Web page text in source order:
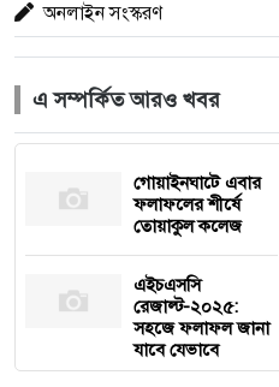
অনলাইন সংস্করণ
এ সম্পর্কিত আরও খবর
গোয়াইনঘাটে এবার
ফলাফলের শীর্ষে
তোয়াকুল কলেজ
এইচএসসি
রেজাল্ট-২০২৫:
সহজে ফলাফল জানা
যাবে যেভাবে